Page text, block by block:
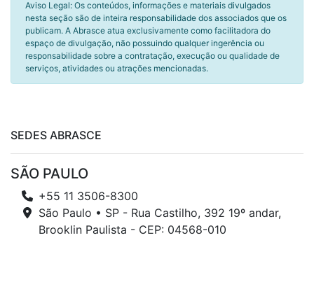
Aviso Legal: Os conteúdos, informações e materiais divulgados
nesta seção são de inteira responsabilidade dos associados que os
publicam. A Abrasce atua exclusivamente como facilitadora do
espaço de divulgação, não possuindo qualquer ingerência ou
responsabilidade sobre a contratação, execução ou qualidade de
serviços, atividades ou atrações mencionadas.
SEDES ABRASCE
SÃO PAULO
+55 11 3506-8300
São Paulo • SP - Rua Castilho, 392 19º andar,
Brooklin Paulista - CEP: 04568-010